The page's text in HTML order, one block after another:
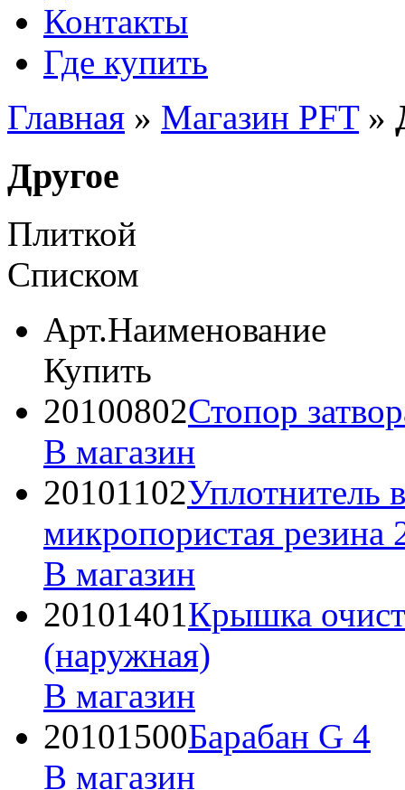
Контакты
Где купить
Главная » Магазин PFT»
Другое
Плиткой
Списком
Арт.Наименование
Купить
20100802Стопор
В магазин
20101102Уплотнитель
микропористая резина
В магазин
20101401Крышка
(наружная)
В магазин
20101500Барабан G 4
В магазин